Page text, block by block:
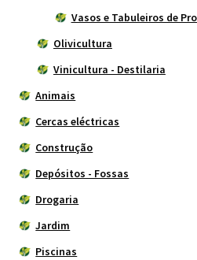
Vasos e Tabuleiros de
Olivicultura
Vinicultura - Destilaria
Animais
Cercas eléctricas
Construção
Depósitos - Fossas
Drogaria
Jardim
Piscinas